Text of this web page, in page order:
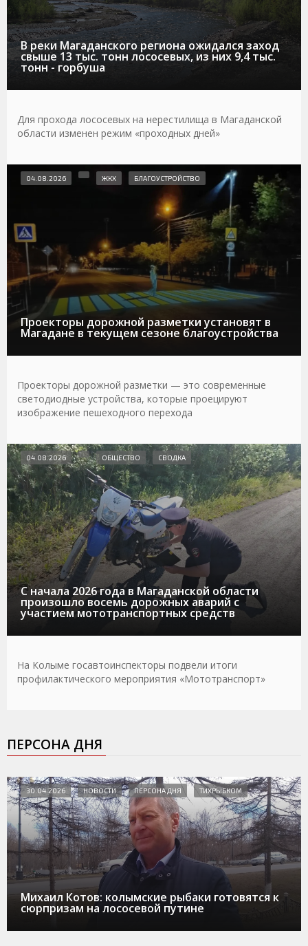
В реки Магаданского региона ожидался заход
свыше 13 тыс. тонн лососевых, из них 9,4 тыс.
тонн - горбуша
Для прохода лососевых на нерестилища в Магаданской
области изменен режим «проходных дней»
Проекторы дорожной разметки установят в
Магадане в текущем сезоне благоустройства
04.08.2026 ЖКХ БЛАГОУСТРОЙСТВО
Проекторы дорожной разметки — это современные
светодиодные устройства, которые проецируют
изображение пешеходного перехода
С начала 2026 года в Магаданской области
произошло восемь дорожных аварий с
участием мототранспортных средств
04.08.2026 ОБЩЕСТВО СВОДКА
На Колыме госавтоинспекторы подвели итоги
профилактического мероприятия «Мототранспорт»
ПЕРСОНА ДНЯ
Михаил Котов: колымские рыбаки готовятся к
сюрпризам на лососевой путине
30.04.2026 НОВОСТИ ПЕРСОНА ДНЯ ТИХРЫБКОМ